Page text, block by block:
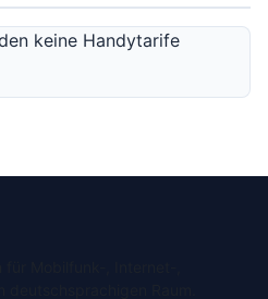
keine Handytarife